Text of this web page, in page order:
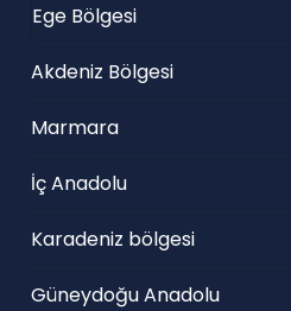
Ege Bölgesi
Akdeniz Bölgesi
Marmara
İç Anadolu
Karadeniz bölgesi
Güneydoğu Anadolu